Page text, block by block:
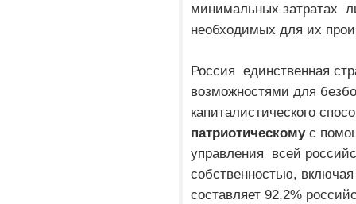
минимальных затратах
необходимых для их
Россия единственная
возможностями для
капиталистического
патриотическомус
управления всей
собственностью,
составляет 92,2%